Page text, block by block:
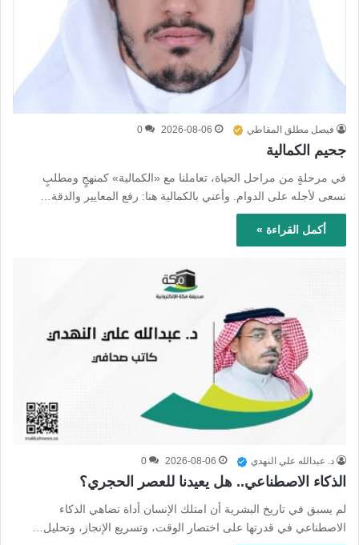
فيصل مطلق المقاطي 2026-08-06
0
جحيم الكمالية
في مرحلةٍ من مراحل الحياة، تعاملنا مع «الكمالية» كمنهجٍ ومطلبٍ
نسعى لأجله على الدوام. وأعني بالكمالية هنا: رفع المعايير والدقة…
أكمل القراءة »
د. عبدالله علي النهدي 2026-08-06
0
الذكاء الاصطناعي.. هل يعيدنا للعصر الحجري؟
لم يسبق في تاريخ البشرية أن امتلك الإنسان أداة تضاهي الذكاء
الاصطناعي في قدرتها على اختصار الوقت، وتسريع الإنجاز، وتحليل…